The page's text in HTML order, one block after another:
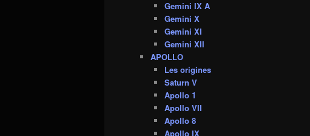
Gemini IX A
Gemini X
Gemini XI
Gemini XII
APOLLO
Les origines
Saturn V
Apollo 1
Apollo VII
Apollo 8
Apollo IX